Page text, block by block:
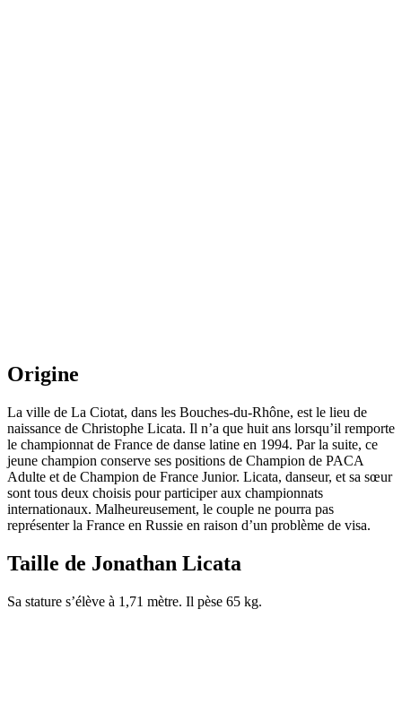
Origine
La ville de La Ciotat, dans les Bouches-du-Rhône, est le lieu de
naissance de Christophe Licata. Il n’a que huit ans lorsqu’il remporte
le championnat de France de danse latine en 1994. Par la suite, ce
jeune champion conserve ses positions de Champion de PACA
Adulte et de Champion de France Junior. Licata, danseur, et sa sœur
sont tous deux choisis pour participer aux championnats
internationaux. Malheureusement, le couple ne pourra pas
représenter la France en Russie en raison d’un problème de visa.
Taille de Jonathan Licata
Sa stature s’élève à 1,71 mètre. Il pèse 65 kg.